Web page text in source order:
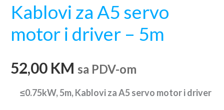
Kablovi za A5 servo
motor i driver – 5m
52,00 KM sa PDV-om
≤0.75kW, 5m, Kablovi za A5 servo motor i driver